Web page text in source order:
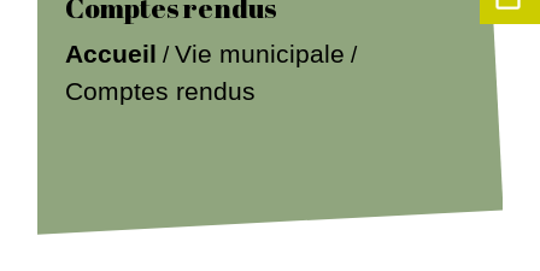
Comptes rendus
Accueil /Vie municipale /
Comptes rendus